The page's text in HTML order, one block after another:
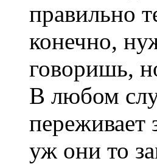
правильно
конечно,
говоришь,
В любом
уж они то